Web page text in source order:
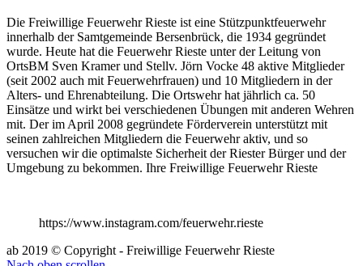
Die Freiwillige Feuerwehr Rieste ist eine Stützpunktfeuerwehr
innerhalb der Samtgemeinde Bersenbrück, die 1934 gegründet
wurde. Heute hat die Feuerwehr Rieste unter der Leitung von
OrtsBM Sven Kramer und Stellv. Jörn Vocke 48 aktive Mitglieder
(seit 2002 auch mit Feuerwehrfrauen) und 10 Mitgliedern in der
Alters- und Ehrenabteilung. Die Ortswehr hat jährlich ca. 50
Einsätze und wirkt bei verschiedenen Übungen mit anderen Wehren
mit. Der im April 2008 gegründete Förderverein unterstützt mit
seinen zahlreichen Mitgliedern die Feuerwehr aktiv, und so
versuchen wir die optimalste Sicherheit der Riester Bürger und der
Umgebung zu bekommen. Ihre Freiwillige Feuerwehr Rieste
https://www.instagram.com/feuerwehr.rieste
ab 2019 © Copyright - Freiwillige Feuerwehr Rieste